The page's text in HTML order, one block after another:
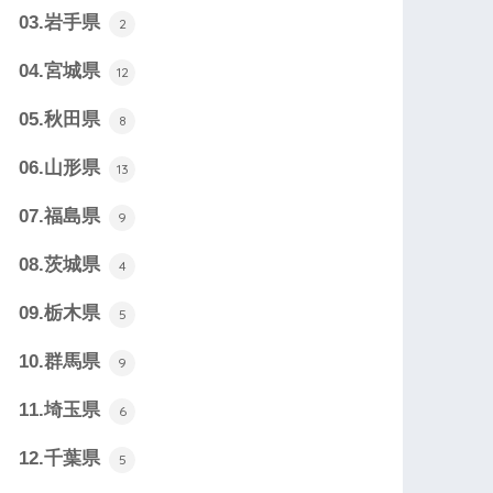
03.岩手県 2
04.宮城県 12
05.秋田県 8
06.山形県 13
07.福島県 9
08.茨城県 4
09.栃木県 5
10.群馬県 9
11.埼玉県 6
12.千葉県 5